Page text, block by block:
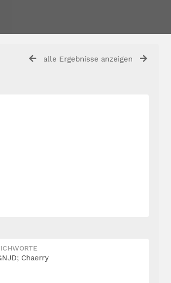
alle Ergebnisse anzeigen
Chaerry